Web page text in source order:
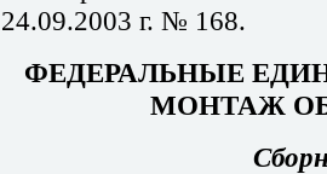
24.09.2003 г. № 168.
ФЕДЕРАЛЬНЫЕ
МОНТАЖ